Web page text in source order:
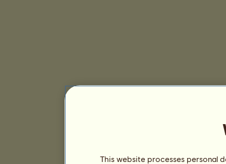
This website processes personal